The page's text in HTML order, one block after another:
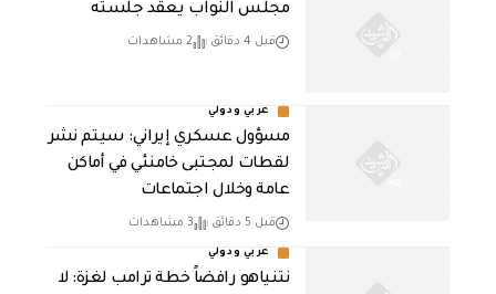
مجلس النواب يعقد جلسته
قبل 4 دقائق 2 مشاهدات
عربي ودولي
مسؤول عسكري إيراني: سيتم نشر
لقطات لمجتبى خامنئي في أماكن
عامة وخلال اجتماعات
قبل 5 دقائق 3 مشاهدات
عربي ودولي
نتنياهو رافضاً خطة ترامب لغزة: لا